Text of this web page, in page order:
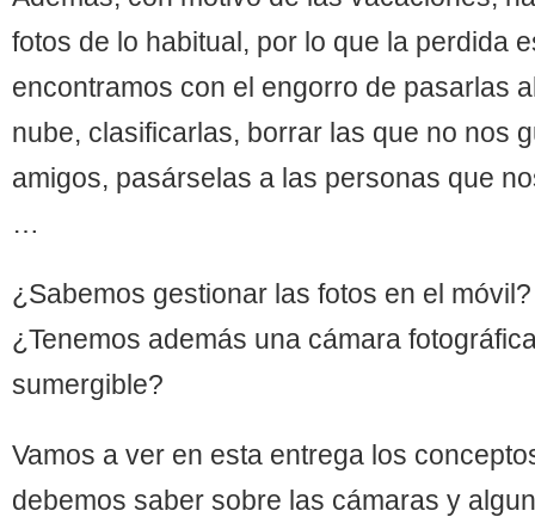
fotos de lo habitual, por lo que la perdida
encontramos con el engorro de pasarlas
nube, clasificarlas, borrar las que no nos
amigos, pasárselas a las personas que
…
¿Sabemos gestionar las fotos en el
¿Tenemos además una cámara
sumergible?
Vamos a ver en esta entrega los
debemos saber sobre las cámaras y